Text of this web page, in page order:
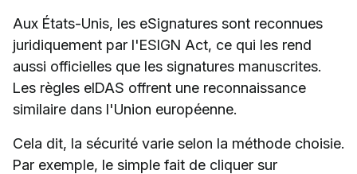
Aux États-Unis, les eSignatures sont reconnues
juridiquement par l'ESIGN Act, ce qui les rend
aussi officielles que les signatures manuscrites.
Les règles eIDAS offrent une reconnaissance
similaire dans l'Union européenne.
Cela dit, la sécurité varie selon la méthode choisie.
Par exemple, le simple fait de cliquer sur